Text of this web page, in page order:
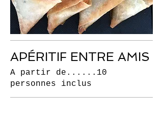
APÉRITIF ENTRE AMIS
A partir de......10
personnes inclus